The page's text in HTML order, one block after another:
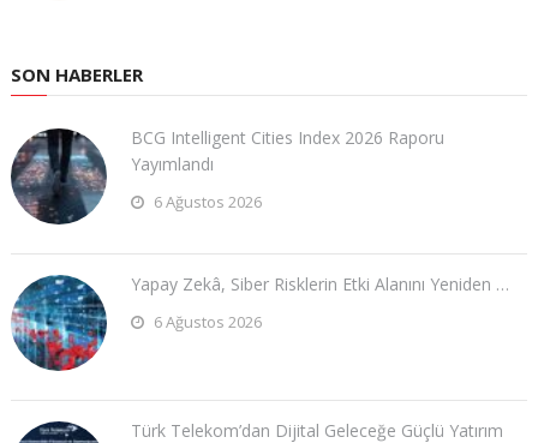
SON HABERLER
BCG Intelligent Cities Index 2026 Raporu
Yayımlandı
6 Ağustos 2026
Yapay Zekâ, Siber Risklerin Etki Alanını Yeniden …
6 Ağustos 2026
Türk Telekom’dan Dijital Geleceğe Güçlü Yatırım